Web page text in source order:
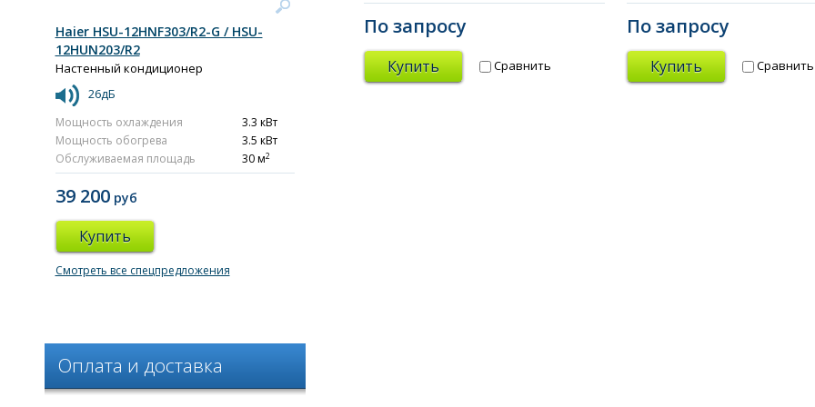
По запросу
Купить Сравнить
По запросу
Купить Сравнить
Haier HSU-12HNF303/R2-G / HSU-
12HUN203/R2
Настенный кондиционер
26дБ
Мощность охлаждения
3.3 кВт
Мощность обогрева
3.5 кВт
Обслуживаемая площадь
30 м2
39 200руб
Купить
Смотреть все спецпредложения
Оплата и доставка